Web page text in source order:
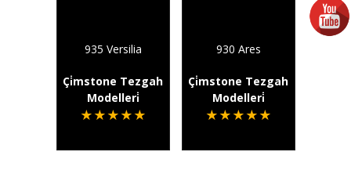
935 Versilia
Çi̇mstone Tezgah
Modelleri̇
★ ★ ★ ★ ★
930 Ares
Çi̇mstone Tezgah
Modelleri̇
★ ★ ★ ★ ★